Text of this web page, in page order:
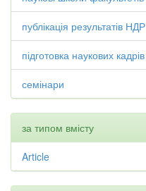
публікація результатів НДР
підготовка наукових кадрів
семінари
за типом вмісту
Article